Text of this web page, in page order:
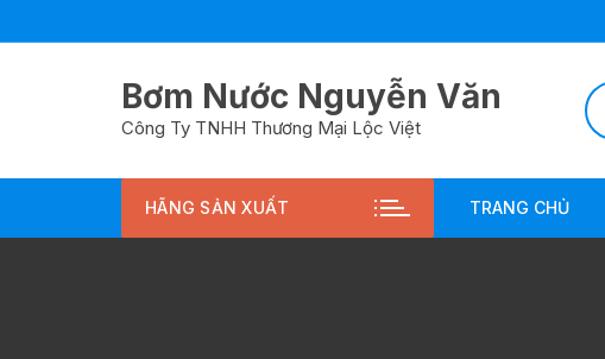
tới
Bơm Nước Nguyễn Văn
Công Ty TNHH Thương Mại Lộc Việt
HÃNG SẢN XUẤT TRANG CHỦ